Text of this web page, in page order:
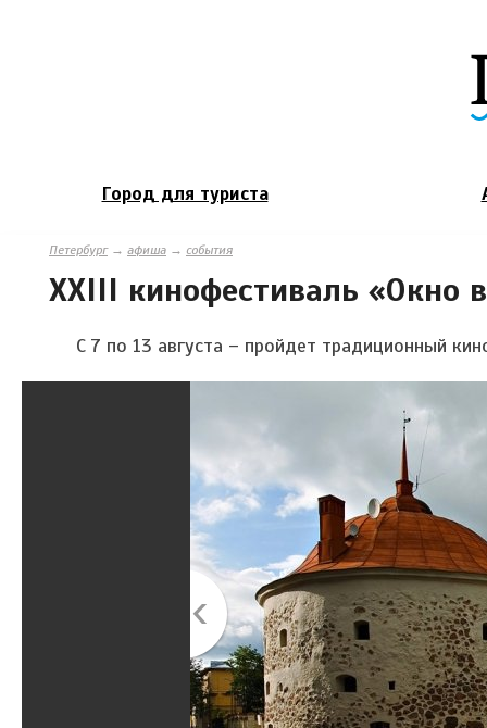
Город для туриста
Петербург→ афиша → события
XXIII кинофестиваль «Окно
С 7 по 13 августа – пройдет традиционный